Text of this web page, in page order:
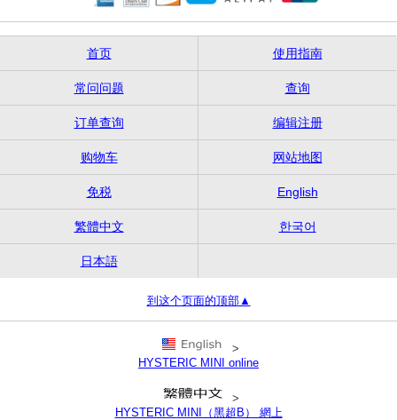
首页 使用指南
常问问题 查询
订单查询 编辑注册
购物车 网站地图
免税 English
繁體中文 한국어
日本語
到这个页面的顶部▲
>
HYSTERIC MINI online
>
HYSTERIC MINI（黑超B） 網上